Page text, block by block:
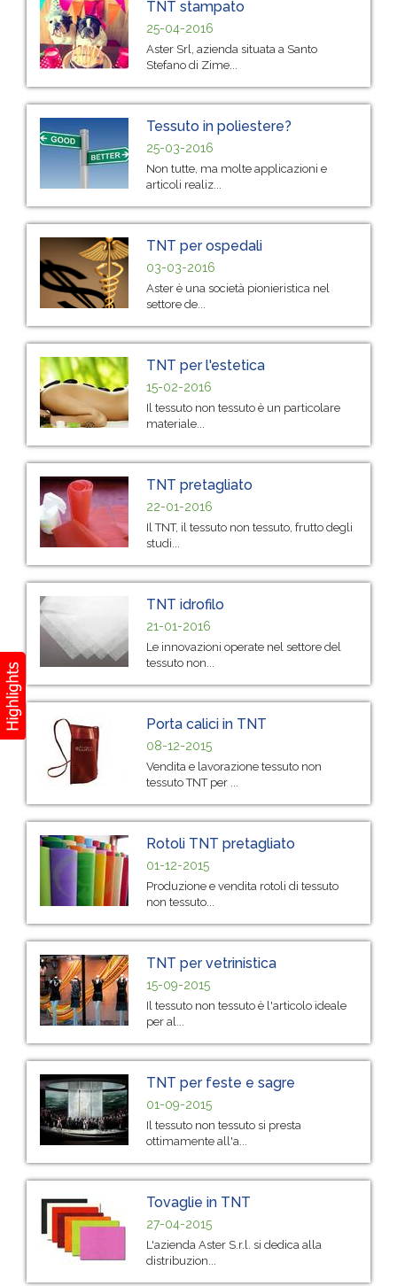
TNT stampato
25-04-2016
Aster Srl, azienda situata a Santo
Stefano di Zime...
Tessuto in poliestere?
25-03-2016
Non tutte, ma molte applicazioni e
articoli realiz...
TNT per ospedali
03-03-2016
Aster è una società pionieristica nel
settore de...
TNT per l'estetica
15-02-2016
Il tessuto non tessuto è un particolare
materiale...
TNT pretagliato
22-01-2016
Il TNT, il tessuto non tessuto, frutto degli
studi...
TNT idrofilo
21-01-2016
Le innovazioni operate nel settore del
tessuto non...
Porta calici in TNT
08-12-2015
Vendita e lavorazione tessuto non
tessuto TNT per ...
Rotoli TNT pretagliato
01-12-2015
Produzione e vendita rotoli di tessuto
non tessuto...
TNT per vetrinistica
15-09-2015
Il tessuto non tessuto è l'articolo ideale
per al...
TNT per feste e sagre
01-09-2015
Il tessuto non tessuto si presta
ottimamente all'a...
Tovaglie in TNT
27-04-2015
L'azienda Aster S.r.l. si dedica alla
distribuzion...